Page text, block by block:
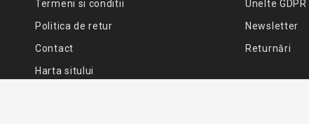
Termeni si conditii
Politica de retur
Contact
Harta sitului
Unelte GDPR
Newsletter
Returnări